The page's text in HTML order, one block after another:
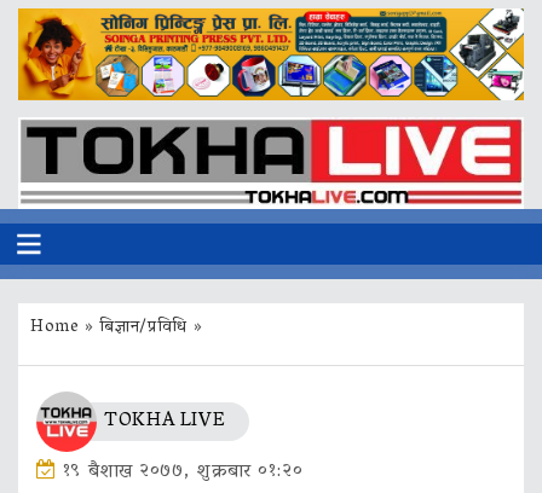
Home »बिज्ञान/प्रविधि »
TOKHA LIVE
१९ बैशाख २०७७, शुक्रबार ०१:२०